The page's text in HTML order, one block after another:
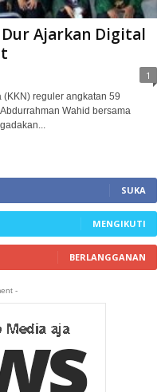
Dur Ajarkan Digital
1
reguler angkatan 59
Wahid bersama
SUKA
MENGIKUTI
BERLANGGANAN
-